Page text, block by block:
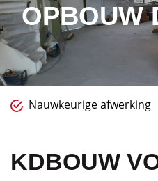
OPBOUW
Nauwkeurige afwerking
KDBOUW